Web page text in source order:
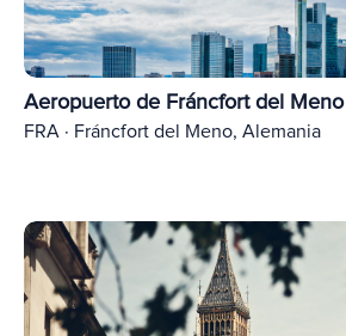
Aeropuerto de Fráncfort del Meno
FRA · Fráncfort del Meno, Alemania